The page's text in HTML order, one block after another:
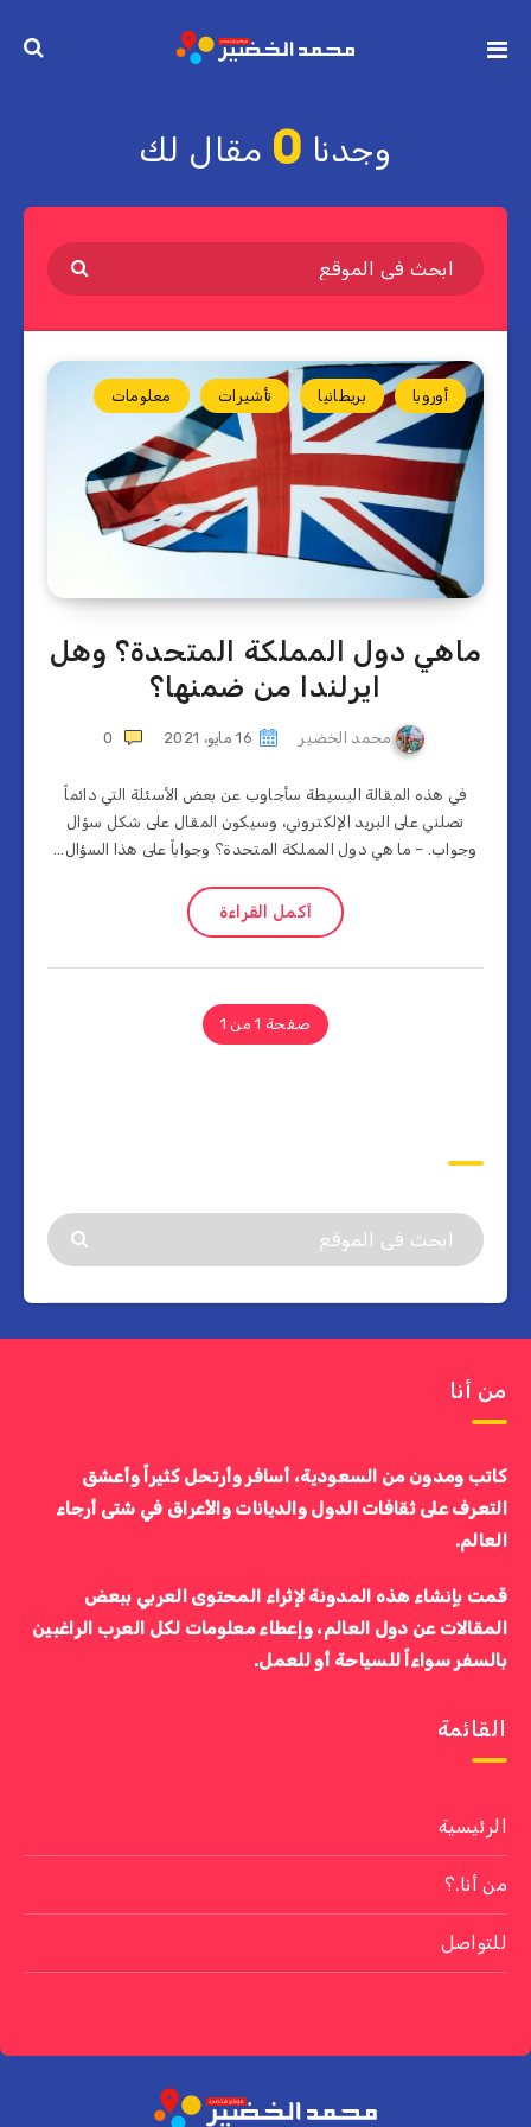
وجدنا 0 مقال لك
أوروبا بريطانيا تأشيرات معلومات
ماهي دول المملكة المتحدة؟ وهل
ايرلندا من ضمنها؟
محمد الخضير 16 مايو، 2021 0
في هذه المقالة البسيطة سأجاوب عن بعض الأسئلة التي دائماً
تصلني على البريد الإلكتروني، وسيكون المقال على شكل سؤال
وجواب. – ما هي دول المملكة المتحدة؟ وجواباً على هذا السؤال…
أكمل القراءة
صفحة 1 من 1
من أنا
كاتب ومدون من السعودية، أسافر وأرتحل كثيراً وأعشق
التعرف على ثقافات الدول والديانات والأعراق في شتى أرجاء
العالم.
قمت بإنشاء هذه المدونة لإثراء المحتوى العربي ببعض
المقالات عن دول العالم، وإعطاء معلومات لكل العرب الراغبين
بالسفر سواءاً للسياحة أو للعمل.
القائمة
الرئيسية
من أنا.؟
للتواصل